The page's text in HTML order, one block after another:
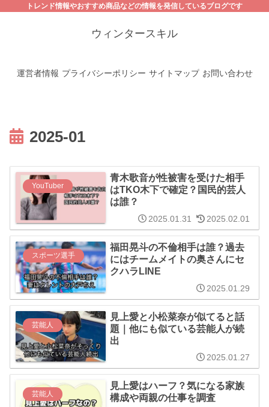
ウィンタースキル
トレンド情報やおすすめ商品などの情報を発信しているブログです
運営者情報 プライバシーポリシー サイトマップ お問い合わせ
2025-01
YouTuber
青木歌音が性被害を受けた相手
はTKO木下で確定？国民的芸人
は誰？
2025.01.31 2025.02.01
スポーツ選手
福田晃斗の不倫相手は誰？過去
にはチームメイトの奥さんにセ
クハラLINE
2025.01.29
芸能人
見上愛と小松菜奈が似てると話
題｜他にも似ている芸能人が続
出
2025.01.27
芸能人
見上愛はハーフ？気になる家族
構成や両親の仕事を調査